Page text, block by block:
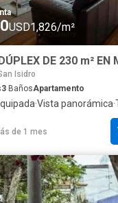
USD1,826/m²
Isidro
3 BañosApartamento
·Vista panorámica·
de 1 mes